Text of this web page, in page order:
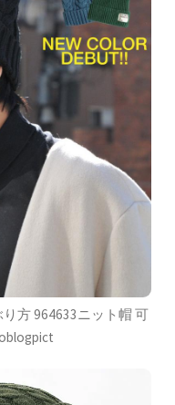
方 964633ニット帽 可